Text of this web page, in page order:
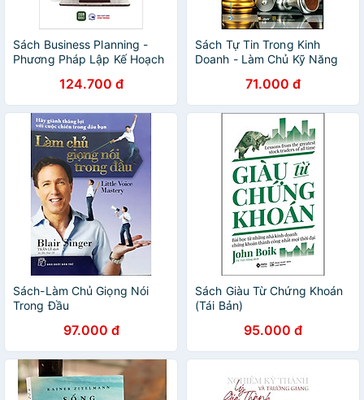
Sách Business Planning -
Phương Pháp Lập Kế Hoạch
124.700 đ
Sách Tự Tin Trong Kinh
Doanh - Làm Chủ Kỹ Năng
71.000 đ
Sách-Làm Chủ Giọng Nói
Trong Đầu
97.000 đ
Sách Giàu Từ Chứng Khoán
(Tái Bản)
95.000 đ